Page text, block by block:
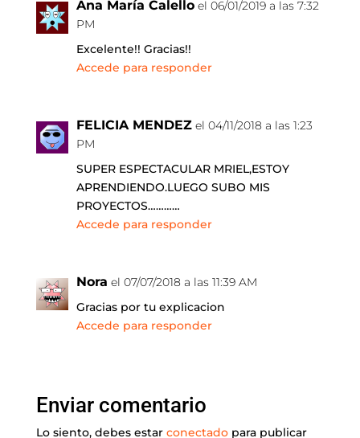
Ana María Calello el 06/01/2019 a las 7:32
PM
Excelente!! Gracias!!
Accede para responder
FELICIA MENDEZ el 04/11/2018 a las 1:23
PM
SUPER ESPECTACULAR MRIEL,ESTOY
APRENDIENDO.LUEGO SUBO MIS
PROYECTOS…………
Accede para responder
Nora el 07/07/2018 a las 11:39 AM
Gracias por tu explicacion
Accede para responder
Enviar comentario
Lo siento, debes estar conectadopara publicar